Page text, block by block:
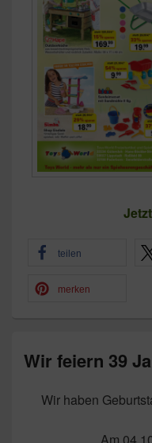
teilen
merken
Wir feiern 39
Wir haben